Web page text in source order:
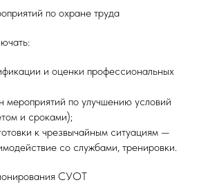
по охране труда
и оценки профессиональных
мероприятий по улучшению условий
и сроками);
к чрезвычайным ситуациям —
со службами, тренировки.
СУОТ